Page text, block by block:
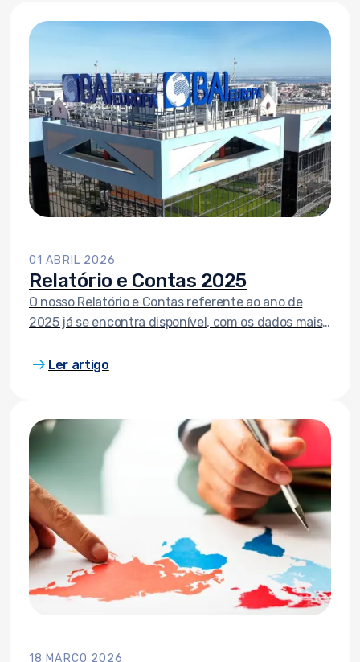
01 ABRIL 2026
Relatório e Contas 2025
O nosso Relatório e Contas referente ao ano de
2025 já se encontra disponível, com os dados mais
organizacional, entre outros.
arrow_right_alt Ler artigo
18 MARÇO 2026